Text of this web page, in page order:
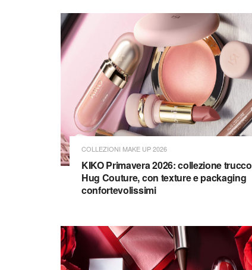
COLLEZIONI MAKE UP 2026
KIKO Primavera 2026: collezione trucco
Hug Couture, con texture e packaging
confortevolissimi